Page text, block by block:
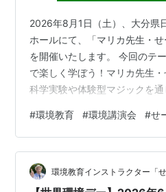
2026年8月1日（土）、大分県
ホールにて、「マリカ先生・せ
を開催いたします。 今回のテ
で楽しく学ぼう！マリカ先生
科学実験や体験型マジックを
すく楽しくお伝えします。 難
マジックにすると「なるほど
変わります。 まるで、地球の
究ショー”のような講演会です
気のエンタメ講演会として、
#環境教育 #環境講演会 #せ
環境教育インストラクター「